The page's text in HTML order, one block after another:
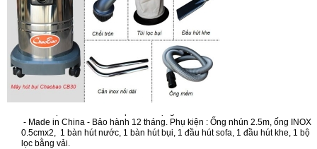
Máy hút bụi công nghiệp Chaobao CB-30
Thương hiệu: Chaobao
Dung tích (tổng):30 lít
Công suất:1000w
Mã sản phẩm:CB-30
Điện áp : 220V/50Hz
Lưu lượng không khí: 53 lít/giây
Lực hút chân không:230 mbar
Đường kính ống hút: φ40 mm
- Made in China - Bảo hành 12 tháng. Phụ kiện : Ống nhún 2.5m, ống INOX
0.5cmx2, 1 bàn hút nước, 1 bàn hút bụi, 1 đầu hút sofa, 1 đầu hút khe, 1 bộ
lọc bằng vải.